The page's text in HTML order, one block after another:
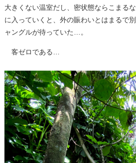
大きくない温室だし、密状態ならこまる
に入っていくと、外の賑わいとはまるで
ャングルが待っていた…。
客ゼロである…